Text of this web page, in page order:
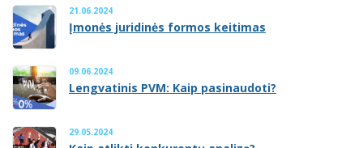
21.06.2024
Įmonės juridinės formos keitimas
09.06.2024
Lengvatinis PVM: Kaip pasinaudoti?
29.05.2024